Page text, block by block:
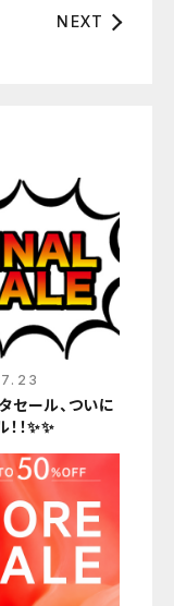
NEXT
セール、ついに
！✨✨